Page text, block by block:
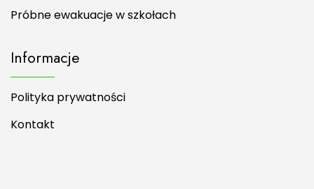
Próbne ewakuacje w szkołach
Informacje
Polityka prywatności
Kontakt